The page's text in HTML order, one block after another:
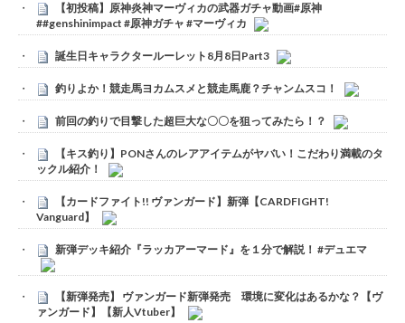
【初投稿】原神炎神マーヴィカの武器ガチャ動画#原神
##genshinimpact #原神ガチャ #マーヴィカ
誕生日キャラクタールーレット8月8日Part3
釣りよか！競走馬ヨカムスメと競走馬鹿？チャンムスコ！
前回の釣りで目撃した超巨大な〇〇を狙ってみたら！？
【キス釣り】PONさんのレアアイテムがヤバい！こだわり満載のタ
ックル紹介！
【カードファイト!! ヴァンガード】新弾【CARDFIGHT!
Vanguard】
新弾デッキ紹介『ラッカアーマード』を１分で解説！ #デュエマ
【新弾発売】 ヴァンガード新弾発売 環境に変化はあるかな？【ヴ
ァンガード】【新人Vtuber】